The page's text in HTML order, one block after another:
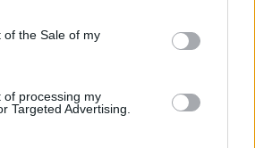
specified purposes in below Google
of the Sale of my
of processing my
Targeted Advertising.
Diturco